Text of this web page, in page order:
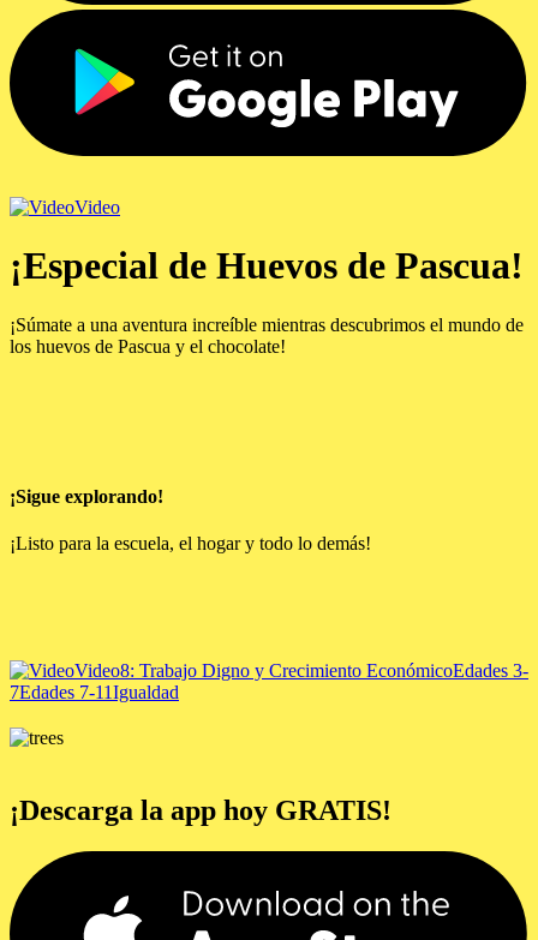
Video
¡Especial de Huevos de Pascua!
¡Súmate a una aventura increíble mientras descubrimos el mundo de
los huevos de Pascua y el chocolate!
¡Sigue explorando!
¡Listo para la escuela, el hogar y todo lo demás!
Video8: Trabajo Digno y Crecimiento EconómicoEdades 3-
7Edades 7-11Igualdad
¡Descarga la app hoy GRATIS!